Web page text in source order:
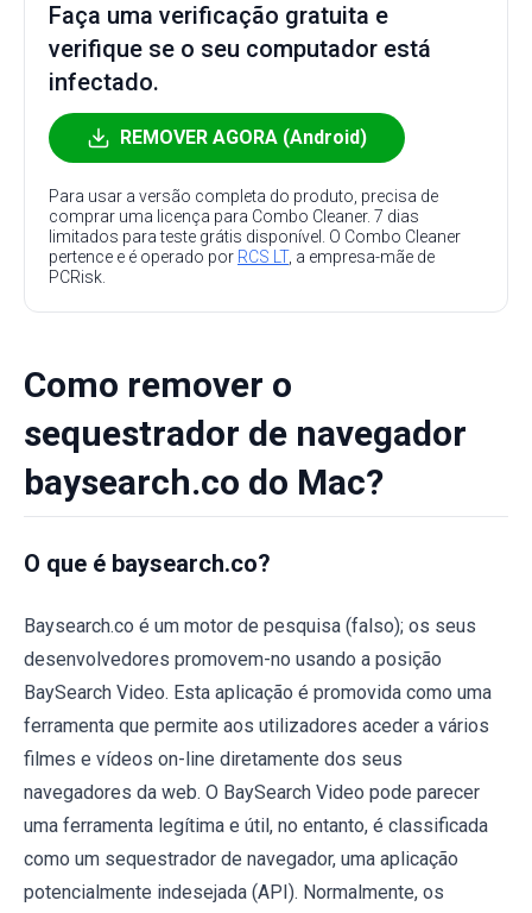
Faça uma verificação gratuita e
verifique se o seu computador está
infectado.
REMOVER AGORA (Android)
Para usar a versão completa do produto, precisa de
comprar uma licença para Combo Cleaner. 7 dias
limitados para teste grátis disponível. O Combo Cleaner
pertence e é operado por RCS LT, a empresa-mãe de
PCRisk.
Como remover o
sequestrador de navegador
baysearch.co do Mac?
O que é baysearch.co?
Baysearch.co é um motor de pesquisa (falso); os seus
desenvolvedores promovem-no usando a posição
BaySearch Video. Esta aplicação é promovida como uma
ferramenta que permite aos utilizadores aceder a vários
filmes e vídeos on-line diretamente dos seus
navegadores da web. O BaySearch Video pode parecer
uma ferramenta legítima e útil, no entanto, é classificada
como um sequestrador de navegador, uma aplicação
potencialmente indesejada (API). Normalmente, os